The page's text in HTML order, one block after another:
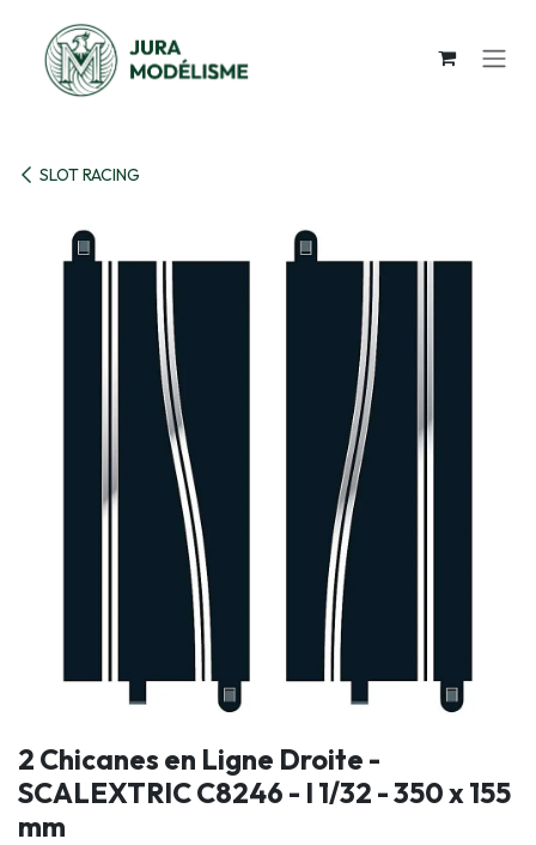
SLOT RACING
2 Chicanes en Ligne Droite -
SCALEXTRIC C8246 - I 1/32 - 350 x 155
mm